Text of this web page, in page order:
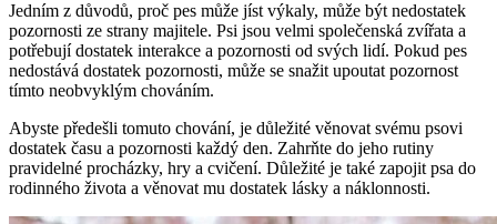
Jedním z důvodů, proč pes může jíst výkaly, může být nedostatek
pozornosti ze strany majitele. Psi jsou velmi společenská zvířata a
potřebují dostatek interakce a pozornosti od svých lidí. Pokud pes
nedostává dostatek pozornosti, může se snažit upoutat pozornost
tímto neobvyklým chováním.
Abyste předešli tomuto chování, je důležité věnovat svému psovi
dostatek času a pozornosti každý den. Zahrňte do jeho rutiny
pravidelné procházky, hry a cvičení. Důležité je také zapojit psa do
rodinného života a věnovat mu dostatek lásky a náklonnosti.